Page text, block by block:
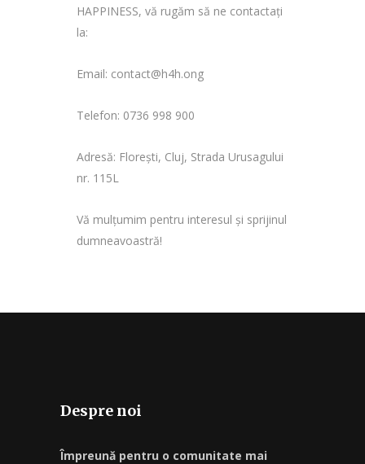
HAPPINESS, vă rugăm să ne contactați
la:
Email: contact@h4h.ong
Telefon: 0736 998 900
Adresă: Florești, Cluj, Strada Urusagului
nr. 115L
Vă mulțumim pentru interesul și sprijinul
dumneavoastră!
Despre noi
Împreună pentru o comunitate mai